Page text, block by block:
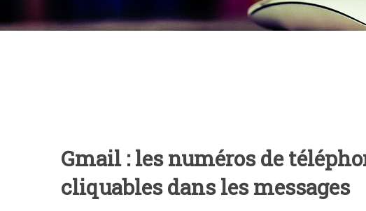
Gmail : les numéros de
cliquables dans les messages